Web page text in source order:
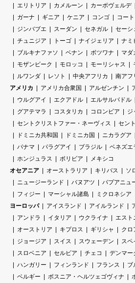
エリトリア
カメルーン カーボヴェルデ
ガーナ
ギニア ケニア コンゴ コー
ジンバブエ
スーダン セネガル セーシ
チュニジア
トーゴ ナイジェリア ナミ
ブルキナファソ
ベナン ボツワナ マダ
モザンビーク
モロッコ モーリシャス
ルワンダ
レソト 中央アフリカ
南アフ
アメリカ
アメリカ合衆国 アルゼンチン
ウルグアイ
エクアドル エルサルバドル
グアテマラ
コスタリカ コロンビア ジ
セントクリストファー・ネーヴィス
セン
ドミニカ共和国
ドミニカ国 ニカラグア
パナマ
パラグアイ ブラジル ベネズエ
ホンジュラス
ボリビア
メキシコ
オセアニア
オーストラリア キリバス
ソ
ニュージーランド
バヌアツ パプアニュ
フィジー
マーシャル諸島
ミクロネシア
ヨーロッパ
アイスランド アイルランド
アンドラ
イタリア ウクライナ エスト
オーストリア
キプロス ギリシャ クロ
ジョージア
スイス スウェーデン スペ
スロベニア
セルビア チェコ デンマー
ハンガリー
フィンランド フランス ブ
ベルギー
ボスニア・ヘルツェゴヴィナ